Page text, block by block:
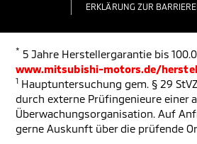
ERKLÄRUNG ZUR
* 5 Jahre Herstellergarantie bis
www.mitsubishi-motors.de/
1 Hauptuntersuchung gem. § 29
durch externe Prüfingenieure einer
Überwachungsorganisation. Auf
gerne Auskunft über die prüfende